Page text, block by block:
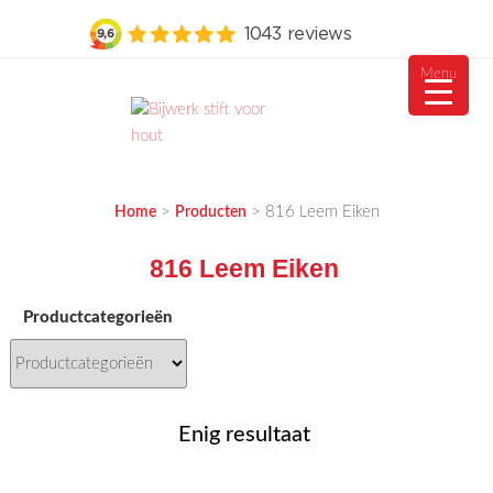
Home> Producten > 816 Leem Eiken
816 Leem Eiken
Productcategorieën
Enig resultaat
Menu